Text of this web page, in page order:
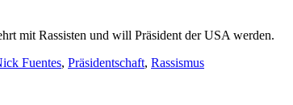
mit Rassisten und will Präsident der USA werden.
Fuentes, Präsidentschaft, Rassismus